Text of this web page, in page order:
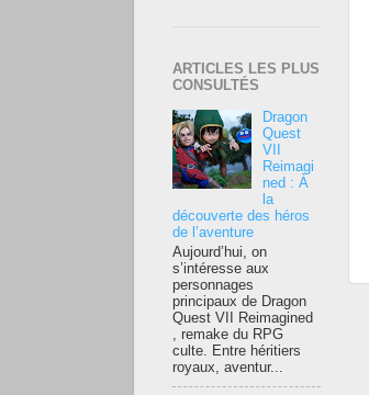
ARTICLES LES PLUS
CONSULTÉS
Dragon
Quest
VII
Reimagi
ned : À
la
découverte des héros
de l’aventure
Aujourd’hui, on
s’intéresse aux
personnages
principaux de Dragon
Quest VII Reimagined
, remake du RPG
culte. Entre héritiers
royaux, aventur...